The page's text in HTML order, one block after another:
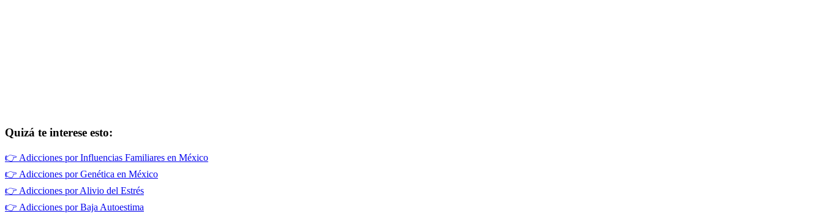
Quizá te interese esto:
👉 Adicciones por Influencias Familiares en México
👉 Adicciones por Genética en México
👉 Adicciones por Alivio del Estrés
👉 Adicciones por Baja Autoestima